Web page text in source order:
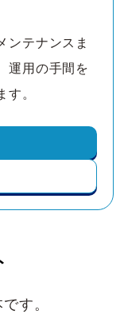
ンテナンスま
運用の手間を
す。
す。